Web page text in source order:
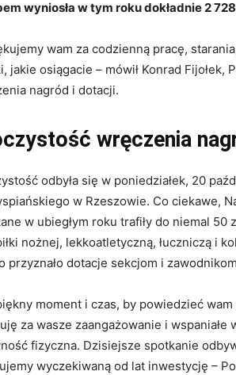
wyniosła w tym roku dokładnie 2 728
wam za codzienną pracę,
jakie osiągacie – mówił Konrad
nagród i dotacji.
wręczenia
odbyła się w poniedziałek, 20
w Rzeszowie. Co ciekawe,
w ubiegłym roku trafiły do niemal
nożnej, lekkoatletyczną, łuczniczą i
przyznało dotacje sekcjom i
moment i czas, by powiedzieć
za wasze zaangażowanie i
fizyczna. Dzisiejsze spotkanie
wyczekiwaną od lat inwestycję –